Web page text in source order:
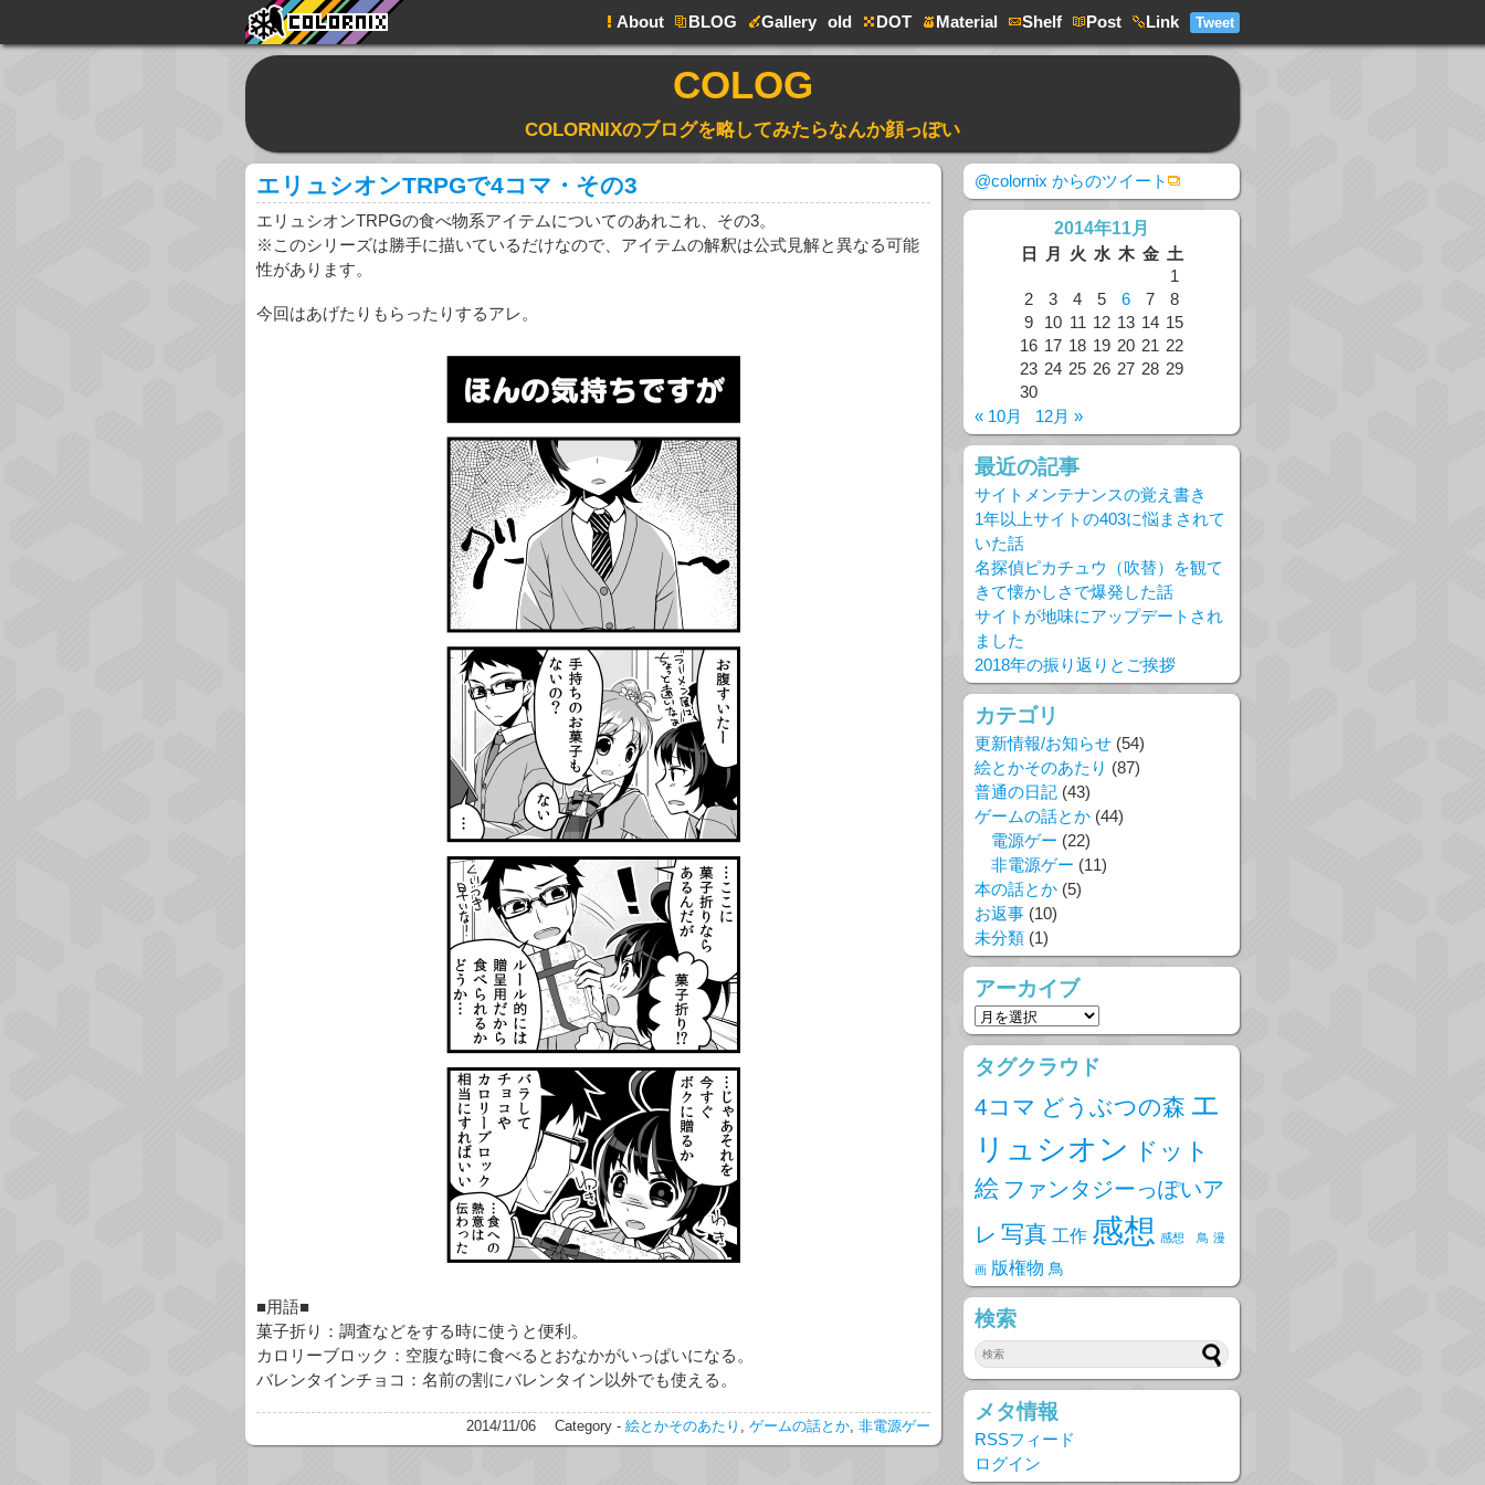
About BLOG Gallery old DOT Material Shelf Post Link Tweet
COLOG
COLORNIXのブログを略してみたらなんか顔っぽい
エリュシオンTRPGで4コマ・その3
エリュシオンTRPGの食べ物系アイテムについてのあれこれ、その3。
※このシリーズは勝手に描いているだけなので、アイテムの解釈は公式見解と異なる可能
性があります。
今回はあげたりもらったりするアレ。
■用語■
菓子折り：調査などをする時に使うと便利。
カロリーブロック：空腹な時に食べるとおなかがいっぱいになる。
バレンタインチョコ：名前の割にバレンタイン以外でも使える。
2014/11/06 Category - 絵とかそのあたり ゲームの話とか 非電源ゲー
@colornix からのツイート
2014年11月
日
月 火 水 木 金 土
1
2
3 4 5 6 7
8
9
10 11 12 13 14 15
16 17 18 19 20 21 22
23 24 25 26 27 28 29
30
« 10月
12月 »
最近の記事
サイトメンテナンスの覚え書き
1年以上サイトの403に悩まされて
いた話
名探偵ピカチュウ（吹替）を観て
きて懐かしさで爆発した話
サイトが地味にアップデートされ
ました
2018年の振り返りとご挨拶
カテゴリ
更新情報/お知らせ (54)
絵とかそのあたり (87)
普通の日記 (43)
ゲームの話とか (44)
電源ゲー (22)
非電源ゲー (11)
本の話とか (5)
お返事 (10)
未分類 (1)
アーカイブ
タグクラウド
4コマ どうぶつの森 エ
リュシオン ドット
絵 ファンタジーっぽいア
レ 写真 工作 感想 感想 鳥 漫
画 版権物 鳥
検索
メタ情報
RSSフィード
ログイン